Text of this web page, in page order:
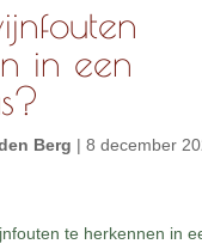
in een
Berg | 8 december
te herkennen in